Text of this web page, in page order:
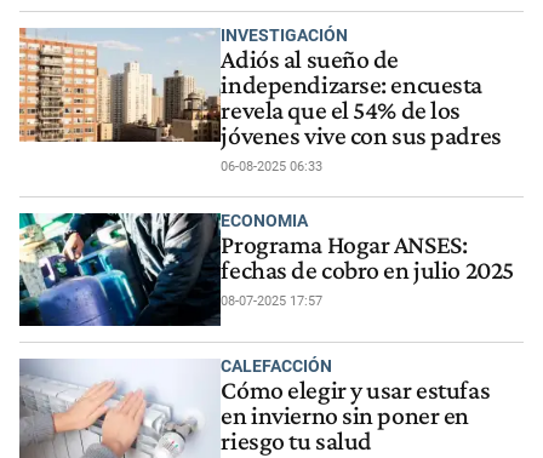
INVESTIGACIÓN
Adiós al sueño de
independizarse: encuesta
revela que el 54% de los
jóvenes vive con sus padres
06-08-2025 06:33
ECONOMIA
Programa Hogar ANSES:
fechas de cobro en julio 2025
08-07-2025 17:57
CALEFACCIÓN
Cómo elegir y usar estufas
en invierno sin poner en
riesgo tu salud